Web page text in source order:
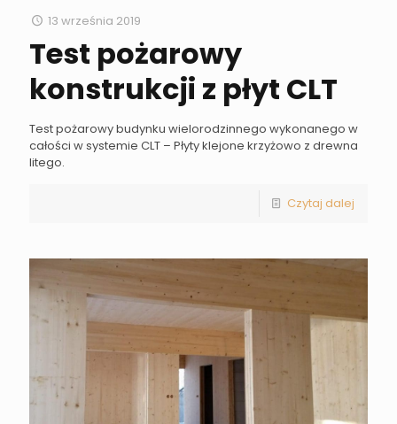
13 września 2019
Test pożarowy
konstrukcji z płyt CLT
Test pożarowy budynku wielorodzinnego wykonanego w
całości w systemie CLT – Płyty klejone krzyżowo z drewna
litego.
Czytaj dalej